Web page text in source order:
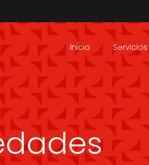
Inicio Servicios